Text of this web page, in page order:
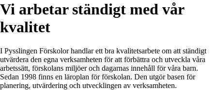
Vi arbetar ständigt med vår
kvalitet
I Pysslingen Förskolor handlar ett bra kvalitetsarbete om att ständigt
utvärdera den egna verksamheten för att förbättra och utveckla våra
arbetssätt, förskolans miljöer och dagarnas innehåll för våra barn.
Sedan 1998 finns en läroplan för förskolan. Den utgör basen för
planering, utvärdering och utvecklingen av verksamheten.